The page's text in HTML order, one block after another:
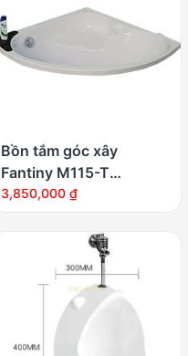
Bồn tắm góc xây
Fantiny M115-T
(Composite)
3,850,000 ₫